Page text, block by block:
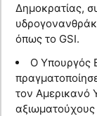
Δημοκρατίας,
όπως το GSI.
Ο Υπουργός
τον Αμερικανό
αξιωματούχους